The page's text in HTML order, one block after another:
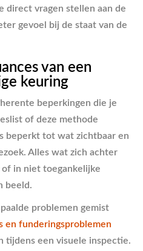
direct vragen stellen aan de
gevoel bij de staat van de
van een
keuring
beperkingen die je
of deze methode
beperkt tot wat zichtbaar en
Alles wat zich achter
in niet toegankelijke
beeld.
problemen gemist
en funderingsproblemen
tijdens een visuele inspectie.